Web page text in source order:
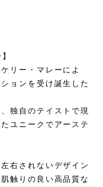
リー・マレーによ
ョンを受け誕生した
独自のテイストで現
ユニークでアーステ
右されないデザイン
触りの良い高品質な